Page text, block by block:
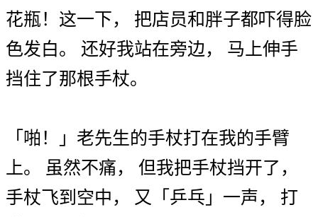
花瓶！ 这一下 ， 把店员和胖子都吓得脸
色发白。 还好我站在旁边 ， 马上伸手
挡住了那根手杖。
「 啪 ！ 」 老先生的手杖打在我的手臂
上。 虽然不痛， 但我把手杖挡开了 ，
手杖 飞到 空中 ， 又 「 乒乓 」 一声，
打